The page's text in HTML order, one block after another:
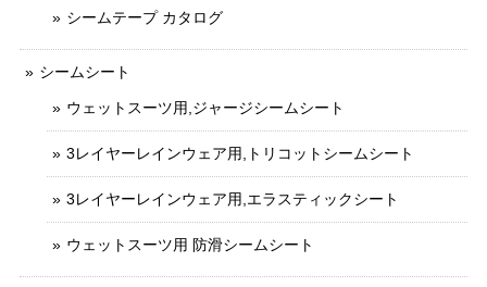
シームテープ カタログ
シームシート
ウェットスーツ用,ジャージシームシート
3レイヤーレインウェア用,トリコットシームシート
3レイヤーレインウェア用,エラスティックシート
ウェットスーツ用 防滑シームシート